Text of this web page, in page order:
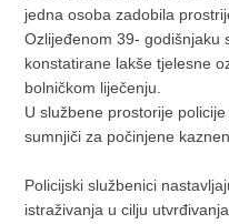
jedna osoba zadobila
Ozlijeđenom 39- godišnjaku
konstatirane lakše tjelesne
bolničkom liječenju.
U službene prostorije
sumnjiči za počinjene
Policijski službenici
istraživanja u cilju